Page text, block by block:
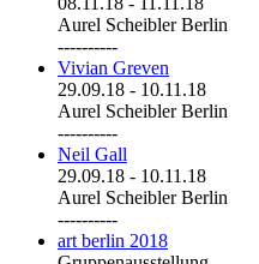
Aurel Scheibler Berlin
----------
Vivian Greven
29.09.18 - 10.11.18
Aurel Scheibler Berlin
----------
Neil Gall
29.09.18 - 10.11.18
Aurel Scheibler Berlin
----------
art berlin 2018